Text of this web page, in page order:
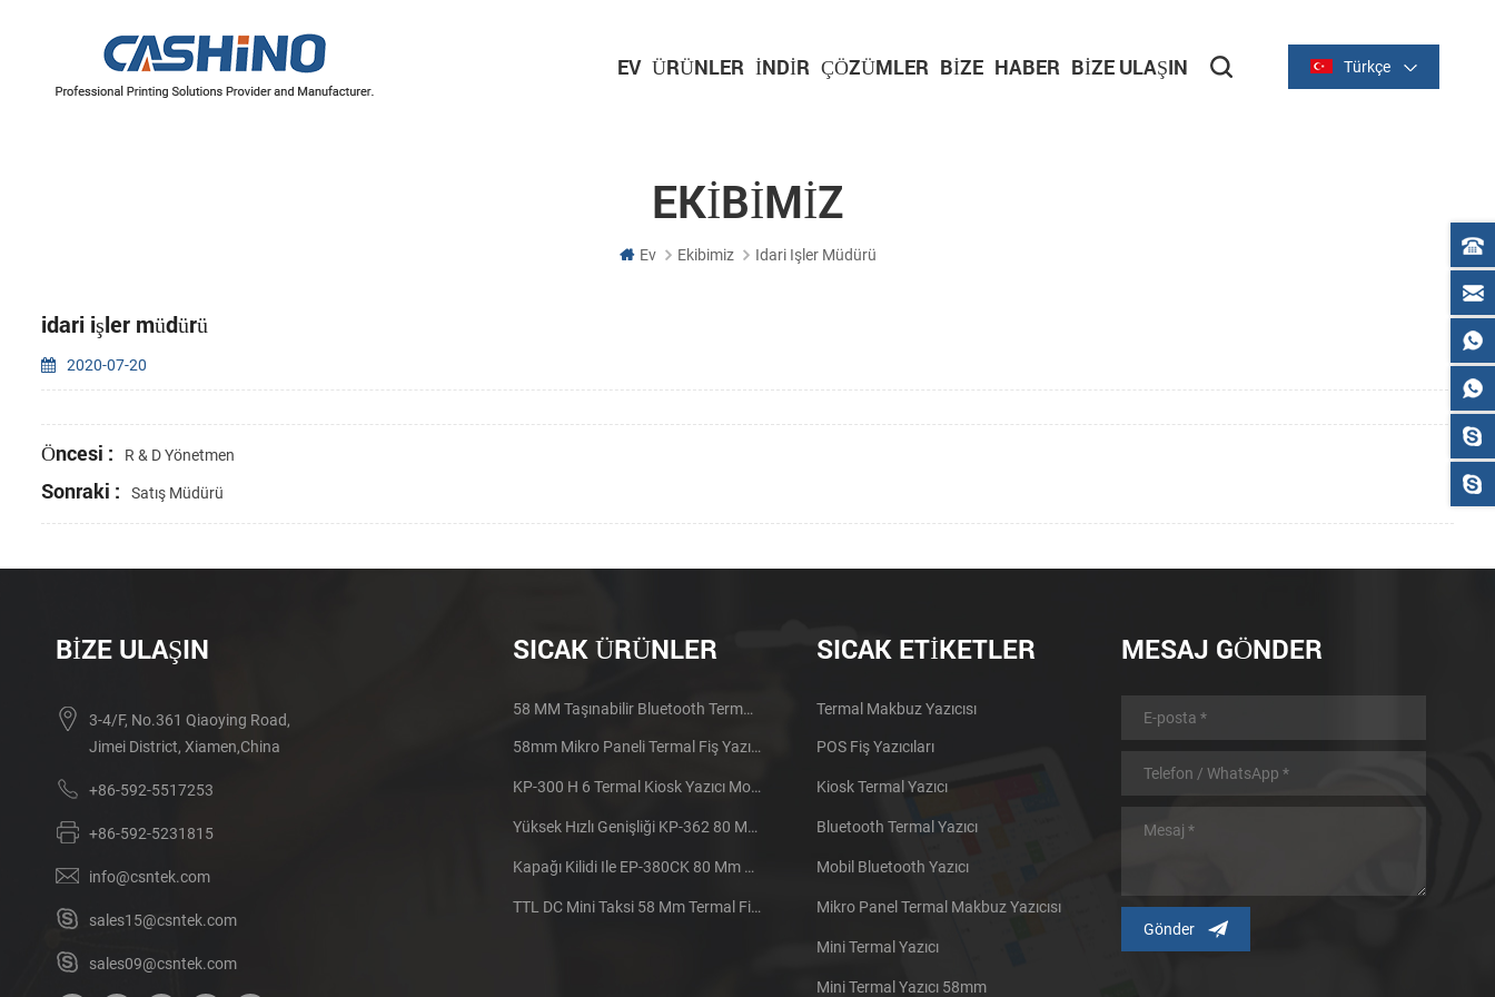
Türkçe
EV ÜRÜNLER İNDIR ÇÖZÜMLER BIZE HABER BIZE ULAŞIN
EKIBIMIZ
Ev Ekibimiz Idari Işler Müdürü
idari işler müdürü
2020-07-20
Öncesi : R & D Yönetmen
Sonraki : Satış Müdürü
BIZE ULAŞIN
3-4/F, No.361 Qiaoying Road,
Jimei District, Xiamen,China
+86-592-5517253
+86-592-5231815
info@csntek.com
sales15@csntek.com
sales09@csntek.com
SICAK ÜRÜNLER
58 MM Taşınabilir Bluetooth Termal Yazıcı PTP-II
58mm Mikro Paneli Termal Fiş Yazıcı CSN-A1
KP-300 H 6 Termal Kiosk Yazıcı Modülü
Yüksek Hızlı Genişliği KP-362 80 Mm Termal Yazıcı Kiosk
Kapağı Kilidi Ile EP-380CK 80 Mm Termal Yazıcı
TTL DC Mini Taksi 58 Mm Termal Fiş Yazıcı Gömülü
SICAK ETIKETLER
Termal Makbuz Yazıcısı
POS Fiş Yazıcıları
Kiosk Termal Yazıcı
Bluetooth Termal Yazıcı
Mobil Bluetooth Yazıcı
Mikro Panel Termal Makbuz Yazıcısı
Mini Termal Yazıcı
Mini Termal Yazıcı 58mm
MESAJ GÖNDER